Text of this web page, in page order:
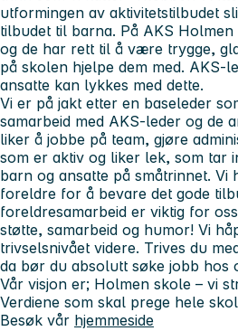
utformingen av aktivitetstilbudet
tilbudet til barna. På AKS
og de har rett til å være trygge,
på skolen hjelpe dem med. AKS-
ansatte kan lykkes med dette.
Vi er på jakt etter en baseleder
samarbeid med AKS-leder og de
liker å jobbe på team, gjøre
som er aktiv og liker lek, som tar
barn og ansatte på småtrinnet. Vi
foreldre for å bevare det gode
foreldresamarbeid er viktig for
støtte, samarbeid og humor! Vi
trivselsnivået videre. Trives du
da bør du absolutt søke jobb hos
Vår visjon er; Holmen skole – vi
Verdiene som skal prege hele
Besøk vår hjemmeside